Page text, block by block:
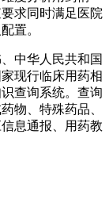
求同时满足医院
置。
华人民共和国
现行临床用药相
查询系统。查询
物、特殊药品、
息通报、用药教